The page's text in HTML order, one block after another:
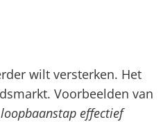
wilt versterken. Het
Voorbeelden van
effectief